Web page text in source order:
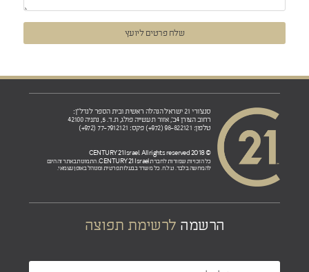
שלח פרטים ליועץ
סנצ'ורי 21 ישראל הנהלה ראשית ובית הספר לנדל"ן:
רחוב הצורן 4ב', אזור תעשייה פולג, ת.ד. 5, נתניה 42100
טלפון: 98-822121 (972+) פקס: 77-7912121 (972+)
© 2018 CENTURY 21 Israel. All rights reserved
כל הזכויות שמורות לחברת CENTURY 21 Israel. התמונות באתר זה הינם
להמחשה בלבד. ט.ל.ח. כל משרד בבעלות פרטית ומנוהל באופן עצמאי.
הרשמה לרשימת תפוצה